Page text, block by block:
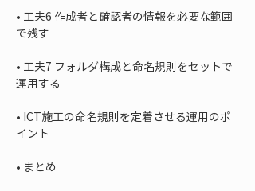
• 工夫6 作成者と確認者の情報を必要な範囲
• 工夫7 フォルダ構成と命名規則をセットで
• ICT施工の命名規則を定着させる運用のポ
• まとめ